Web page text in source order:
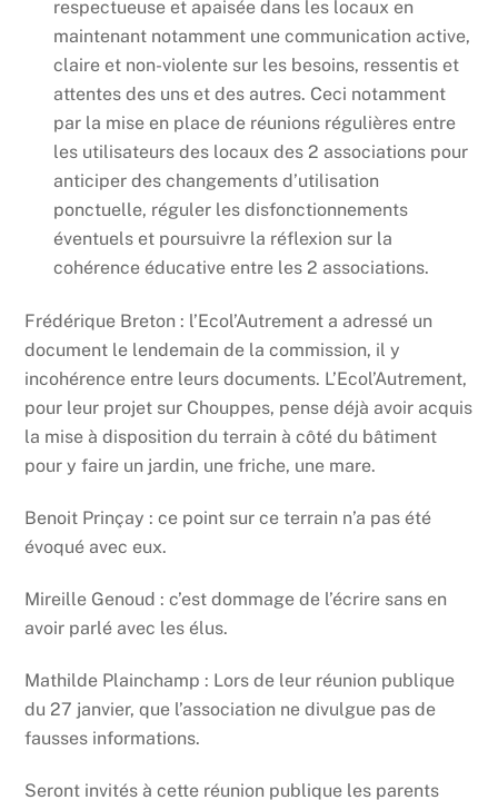
respectueuse et apaisée dans les locaux en
maintenant notamment une communication active,
claire et non-violente sur les besoins, ressentis et
attentes des uns et des autres. Ceci notamment
par la mise en place de réunions régulières entre
les utilisateurs des locaux des 2 associations pour
anticiper des changements d’utilisation
ponctuelle, réguler les disfonctionnements
éventuels et poursuivre la réflexion sur la
cohérence éducative entre les 2 associations.
Frédérique Breton : l’Ecol’Autrement a adressé un
document le lendemain de la commission, il y
incohérence entre leurs documents. L’Ecol’Autrement,
pour leur projet sur Chouppes, pense déjà avoir acquis
la mise à disposition du terrain à côté du bâtiment
pour y faire un jardin, une friche, une mare.
Benoit Prinçay : ce point sur ce terrain n’a pas été
évoqué avec eux.
Mireille Genoud : c’est dommage de l’écrire sans en
avoir parlé avec les élus.
Mathilde Plainchamp : Lors de leur réunion publique
du 27 janvier, que l’association ne divulgue pas de
fausses informations.
Seront invités à cette réunion publique les parents